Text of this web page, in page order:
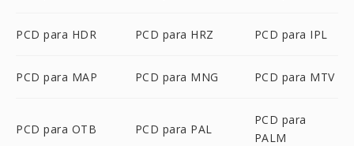
PCD para HDR PCD para HRZ PCD para IPL
PCD para MAP PCD para MNG PCD para MTV
PCD para OTB PCD para PAL
PCD para
PALM